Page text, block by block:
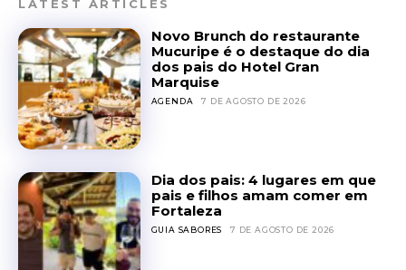
LATEST ARTICLES
Novo Brunch do restaurante
Mucuripe é o destaque do dia
dos pais do Hotel Gran
Marquise
AGENDA 7 DE AGOSTO DE 2026
Dia dos pais: 4 lugares em que
pais e filhos amam comer em
Fortaleza
GUIA SABORES 7 DE AGOSTO DE 2026